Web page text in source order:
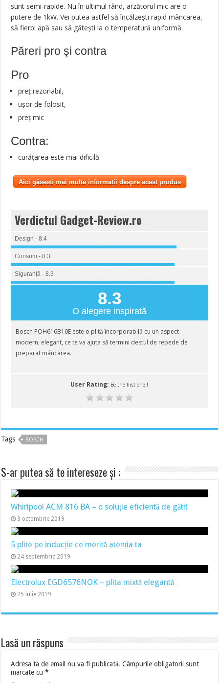
sunt semi-rapide. Nu în ultimul rând, arzătorul mic are o
putere de 1kW. Vei putea astfel să încălzești rapid mâncarea,
să fierbi apă sau să gătești la o temperatură uniformă.
Păreri pro şi contra
Pro
preț rezonabil,
ușor de folosit,
preț mic
Contra:
curățarea este mai dificilă
Aici găsești mai multe informații despre acest produs
Verdictul Gadget-Review.ro
Design - 8.4
Consum - 8.3
Siguranță - 8.3
8.3
O alegere inspirată
Bosch POH616B10E este o plită încorporabilă cu un aspect
modern, elegant, ce te va ajuta să termini destul de repede de
preparat mâncarea.
User Rating: Be the first one !
Tags BOSCH
S-ar putea să te intereseze și :
Whirlpool ACM 816 BA – o soluție eficientă de gătit
3 octombrie 2019
5 plite pe inducție ce merită atenția ta
24 septembrie 2019
Electrolux EGD6576NOK – plita mixtă elegantă
25 iulie 2019
Lasă un răspuns
Adresa ta de email nu va fi publicată. Câmpurile obligatorii sunt
marcate cu*